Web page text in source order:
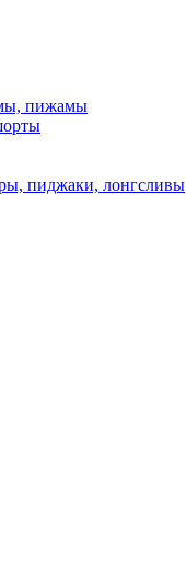
пижамы
пиджаки, лонгсливы